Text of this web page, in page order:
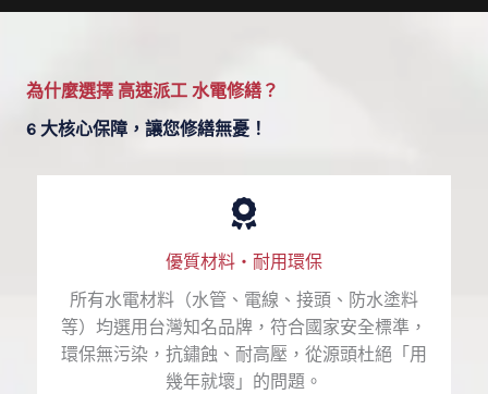
為什麼選擇 高速派工 水電修繕？
6 大核心保障，讓您修繕無憂！
優質材料・耐用環保
所有水電材料（水管、電線、接頭、防水塗料
等）均選用台灣知名品牌，符合國家安全標準，
環保無污染，抗鏽蝕、耐高壓，從源頭杜絕「用
幾年就壞」的問題。